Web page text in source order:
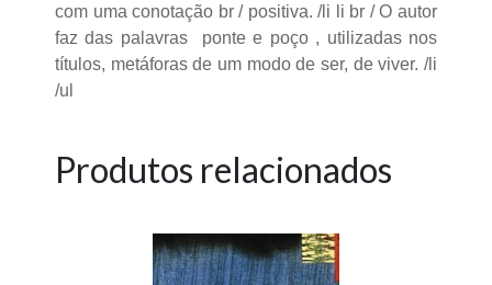
com uma conotação br / positiva. /li li br / O autor
faz das palavras ponte e poço , utilizadas nos
títulos, metáforas de um modo de ser, de viver. /li
/ul
Produtos relacionados